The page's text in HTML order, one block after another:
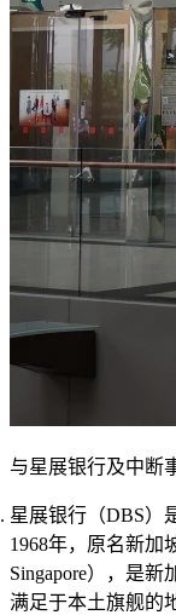
与星展银行及中断
星展银行（DBS）
1968年，原名新加
Singapore），是
满足于本土旗舰的